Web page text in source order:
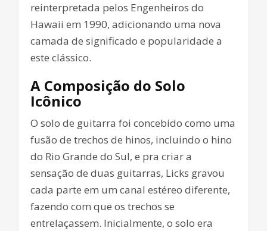
reinterpretada pelos Engenheiros do
Hawaii em 1990, adicionando uma nova
camada de significado e popularidade a
este clássico.
A Composição do Solo
Icônico
O solo de guitarra foi concebido como uma
fusão de trechos de hinos, incluindo o hino
do Rio Grande do Sul, e pra criar a
sensação de duas guitarras, Licks gravou
cada parte em um canal estéreo diferente,
fazendo com que os trechos se
entrelaçassem. Inicialmente, o solo era